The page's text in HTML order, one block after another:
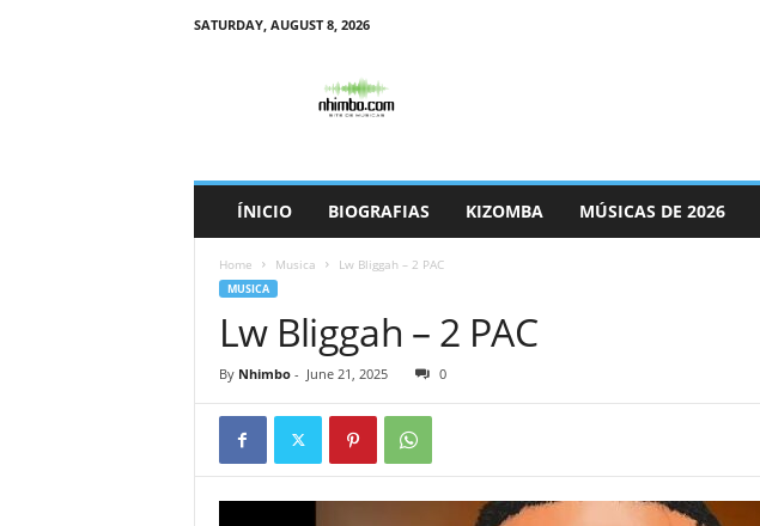
SATURDAY, AUGUST 8, 2026
ÍNICIO BIOGRAFIAS KIZOMBA MÚSICAS DE 2026
Home Musica Lw Bliggah – 2 PAC
MUSICA
Lw Bliggah – 2 PAC
By Nhimbo- June 21, 2025 0